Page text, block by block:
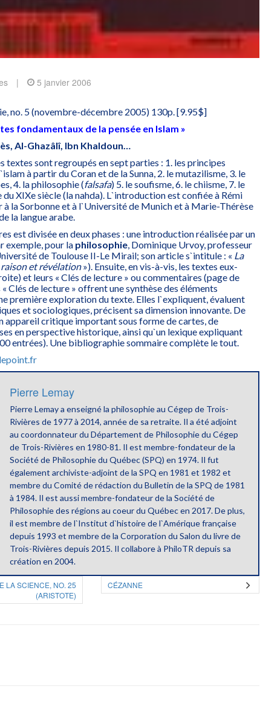
| 5 janvier 2006
no. 5 (novembre-décembre 2005) 130p. [9.95$]
fondamentaux de la pensée en Islam »
Al-Ghazâlî, Ibn Khaldoun…
textes sont regroupés en sept parties : 1. les principes
à partir du Coran et de la Sunna, 2. le mutazilisme, 3. le
4. la philosophie (falsafa) 5. le soufisme, 6. le chiisme, 7. le
XIXe siècle (la nahda). L`introduction est confiée à Rémi
à la Sorbonne et à l`Université de Munich et à Marie-Thérèse
la langue arabe.
est divisée en deux phases : une introduction réalisée par un
exemple, pour la philosophie , Dominique Urvoy, professeur
de Toulouse II-Le Mirail; son article s`intitule : « La
et révélation»). Ensuite, en vis-à-vis, les textes eux-
et leurs « Clés de lecture » ou commentaires (page de
« Clés de lecture » offrent une synthèse des éléments
première exploration du texte. Elles l`expliquent, évaluent
et sociologiques, précisent sa dimension innovante. De
appareil critique important sous forme de cartes, de
en perspective historique, ainsi qu`un lexique expliquant
entrées). Une bibliographie sommaire complète le tout.
Pierre Lemay
Pierre Lemay a enseigné la philosophie au Cégep de Trois-
Rivières de 1977 à 2014, année de sa retraite. Il a été adjoint
au coordonnateur du Département de Philosophie du Cégep
de Trois-Rivières en 1980-81. Il est membre-fondateur de la
Société de Philosophie du Québec (SPQ) en 1974. Il fut
également archiviste-adjoint de la SPQ en 1981 et 1982 et
membre du Comité de rédaction du Bulletin de la SPQ de 1981
à 1984. Il est aussi membre-fondateur de la Société de
Philosophie des régions au coeur du Québec en 2017. De plus,
il est membre de l`Institut d`histoire de l`Amérique française
depuis 1993 et membre de la Corporation du Salon du livre de
Trois-Rivières depuis 2015. Il collabore à PhiloTR depuis sa
création en 2004.
LA SCIENCE, NO. 25
(ARISTOTE)
CÉZANNE